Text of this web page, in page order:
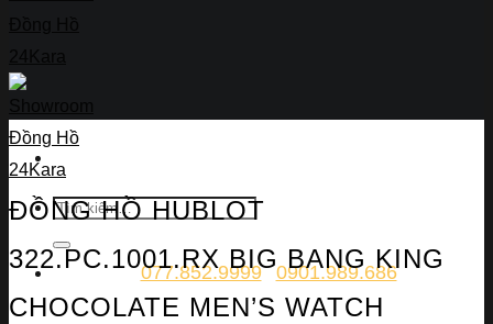
077.852.9999-0901.989.686
ĐỒNG HỒ HUBLOT
322.PC.1001.RX BIG BANG KING
CHOCOLATE MEN’S WATCH